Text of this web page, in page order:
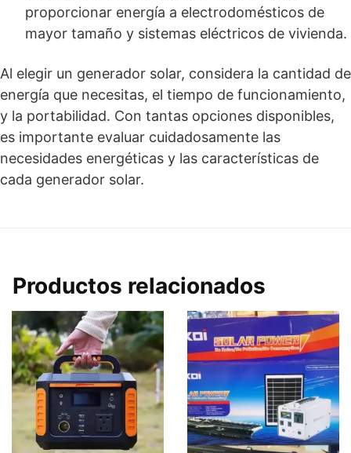
proporcionar energía a electrodomésticos de
mayor tamaño y sistemas eléctricos de vivienda.
Al elegir un generador solar, considera la cantidad de
energía que necesitas, el tiempo de funcionamiento,
y la portabilidad. Con tantas opciones disponibles,
es importante evaluar cuidadosamente las
necesidades energéticas y las características de
cada generador solar.
Productos relacionados